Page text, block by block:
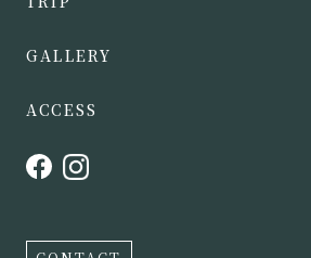
GALLERY
ACCESS